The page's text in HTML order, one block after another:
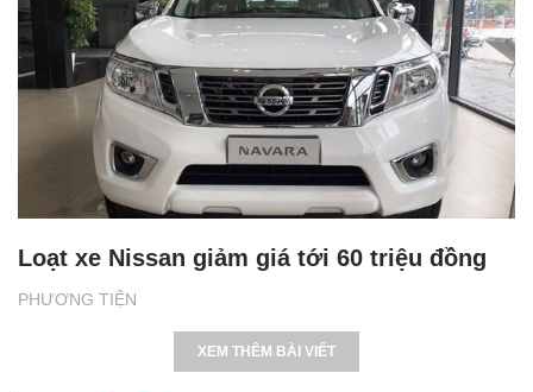
PHƯƠNG TIỆN
Loạt xe Nissan giảm giá tới 60 triệu đồng
XEM THÊM BÀI VIẾT